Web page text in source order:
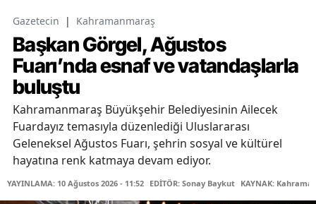
Gazetecin | Kahramanmaraş
Başkan Görgel, Ağustos
Fuarı’nda esnaf ve vatandaşlarla
buluştu
Kahramanmaraş Büyükşehir Belediyesinin Ailecek
Fuardayız temasıyla düzenlediği Uluslararası
Geleneksel Ağustos Fuarı, şehrin sosyal ve kültürel
hayatına renk katmaya devam ediyor.
YAYINLAMA: 10 Ağustos 2026 - 11:52 EDİTÖR: Sonay Baykut KAYNAK: